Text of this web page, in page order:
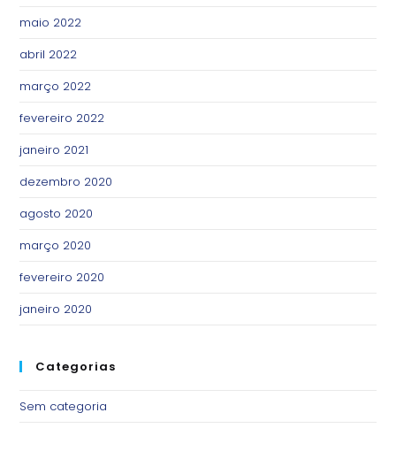
maio 2022
abril 2022
março 2022
fevereiro 2022
janeiro 2021
dezembro 2020
agosto 2020
março 2020
fevereiro 2020
janeiro 2020
Categorias
Sem categoria